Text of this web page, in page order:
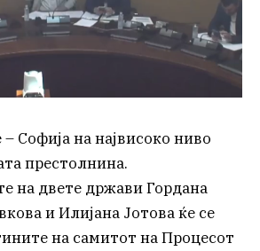
– Софија на највисоко ниво
престолнина.
на двете држави Гордана
и Илијана Јотова ќе се
на самитот на Процесот